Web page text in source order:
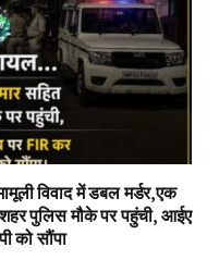
विवाद में डबल मर्डर,एक
पुलिस मौके पर पहुंची, आईए
को सौंपा